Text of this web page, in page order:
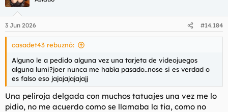
i
e
s
3 Jun 2026 #14.184
casadet43 rebuznó:
Alguno le a pedido alguna vez una tarjeta de videojuegos
alguna lumi?joer nunca me había pasado..nose si es verdad o
es falso eso jajajajajajajj
Una peliroja delgada con muchos tatuajes una vez me lo
pidio, no me acuerdo como se llamaba la tia, como no